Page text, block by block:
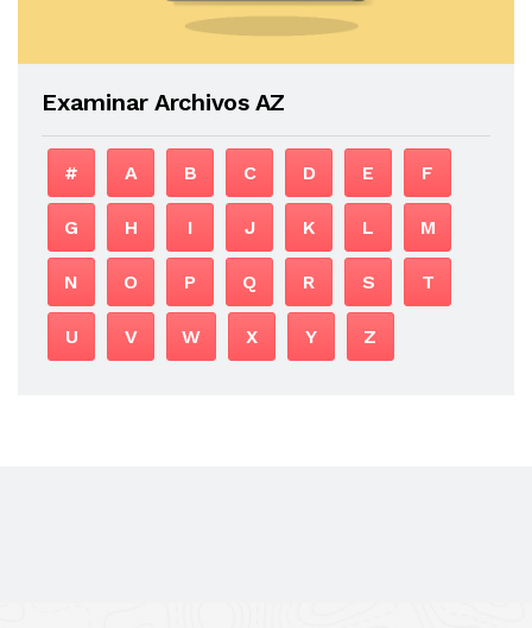
Examinar Archivos AZ
# A B C D E F
G H I J K L M
N O P Q R S T
U V W X Y Z